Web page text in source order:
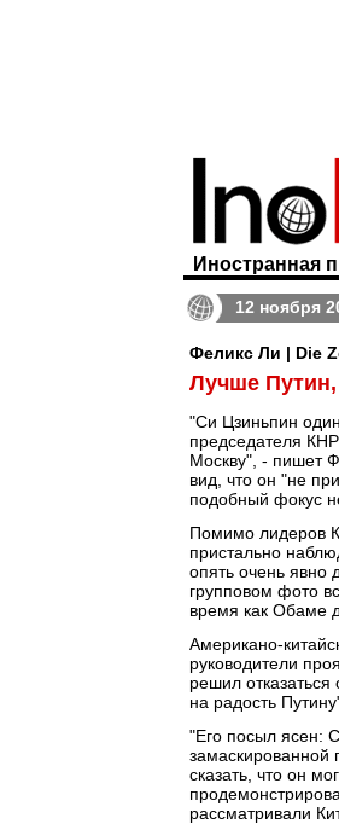
Иностранная
12 ноября
Феликс Ли | Die
Лучше
"Си Цзиньпин
председателя
Москву", - пишет
вид, что он "не
подобный фокус
Помимо лидеров
пристально
опять очень явно
групповом фото
время как Обаме
Американо-
руководители
решил
на радость
"Его посыл ясен:
замаскированной
сказать, что он
рассматривали